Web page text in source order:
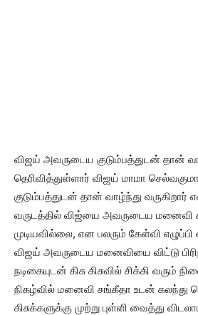
விஜய் அவருடைய குடும்பத்துடன் தான்
தெரிவித்துள்ளார் விஜய் மாமா
குடும்பத்துடன் தான் வாழ்ந்து
வருடத்தில் விஜ்யை அவருடைய மனைவி
முடியவில்லை, என பலரும் கேள்வி எழுப்பி
விஜய் அவருடைய மனைவியை விட்டு
நடிகையுடன் கிசு கிசுவில் சிக்கி வரும்
நிகழ்வில் மனைவி சங்கீதா உடன் கலந்து
கிசுக்களுக்கு முற்று புள்ளி வைத்து